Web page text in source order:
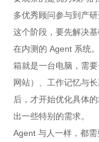
多优秀顾问参与到产研
这个阶段，要先解决
在内测的 Agent 系统
箱就是一台电脑，需
网站）、工作记忆与
后，才开始优化具体
出一些特别的需求。
Agent 与人一样，都